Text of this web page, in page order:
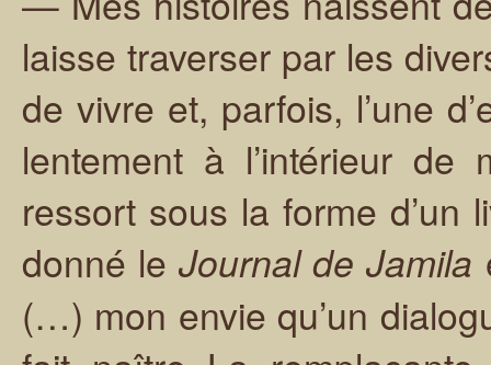
laisse traverser par les
de vivre et, parfois, l’une
lentement à l’intérieur de
ressort sous la forme d’un
donné leJournal de Jamila
(…) mon envie qu’un